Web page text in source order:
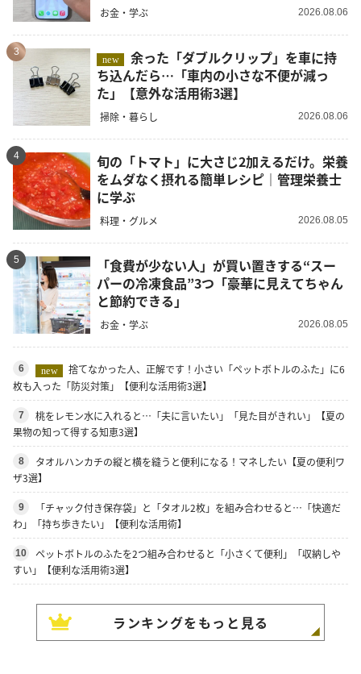
お金・学ぶ 2026.08.06
3
new
余った「ダブルクリップ」を車に持
ち込んだら…「車内の小さな不便が減っ
た」【意外な活用術3選】
掃除・暮らし 2026.08.06
4
旬の「トマト」に大さじ2加えるだけ。栄養
をムダなく摂れる簡単レシピ｜管理栄養士
に学ぶ
料理・グルメ 2026.08.05
5
「食費が少ない人」が買い置きする“スー
パーの冷凍食品”3つ「豪華に見えてちゃん
と節約できる」
お金・学ぶ 2026.08.05
6 new
捨てなかった人、正解です！小さい「ペットボトルのふた」に6
枚も入った「防災対策」【便利な活用術3選】
7
桃をレモン水に入れると…「夫に言いたい」「見た目がきれい」【夏の
果物の知って得する知恵3選】
8
タオルハンカチの縦と横を縫うと便利になる！マネしたい【夏の便利ワ
ザ3選】
9
「チャック付き保存袋」と「タオル2枚」を組み合わせると…「快適だ
わ」「持ち歩きたい」【便利な活用術】
10
ペットボトルのふたを2つ組み合わせると「小さくて便利」「収納しや
すい」【便利な活用術3選】
ランキングをもっと見る